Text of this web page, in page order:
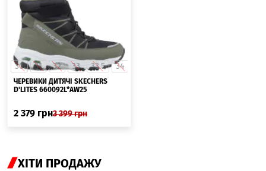
30 31 32 33 33.5 34
ЧЕРЕВИКИ ДИТЯЧІ SKECHERS
D'LITES 660092L*AW25
2 379 грн3 399грн
ХІТИ ПРОДАЖУ